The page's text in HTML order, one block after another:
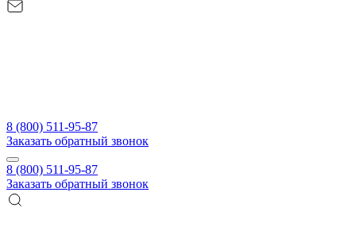
8 (800) 511-95-87
Заказать обратный звонок
8 (800) 511-95-87
Заказать обратный звонок